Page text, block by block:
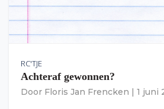
RC'TJE
Achteraf gewonnen?
Door Floris Jan Frencken 1 juni